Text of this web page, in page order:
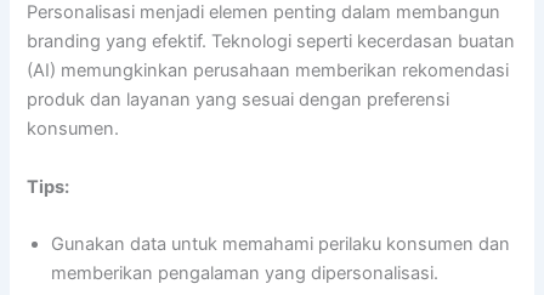
Personalisasi menjadi elemen penting dalam membangun
branding yang efektif. Teknologi seperti kecerdasan buatan
(AI) memungkinkan perusahaan memberikan rekomendasi
produk dan layanan yang sesuai dengan preferensi
konsumen.
Tips:
Gunakan data untuk memahami perilaku konsumen dan
memberikan pengalaman yang dipersonalisasi.